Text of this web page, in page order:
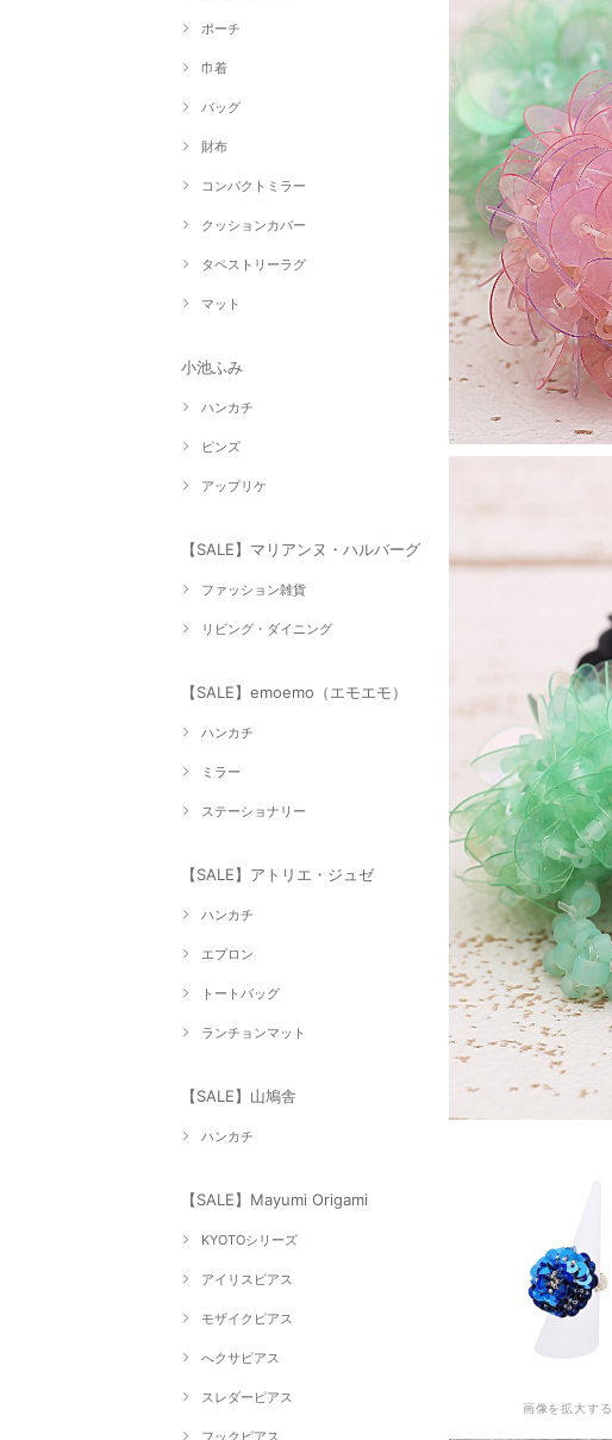
ポーチ
巾着
バッグ
財布
コンパクトミラー
クッションカバー
タペストリーラグ
マット
小池ふみ
ハンカチ
ピンズ
アップリケ
【SALE】マリアンヌ・ハルバーグ
ファッション雑貨
リビング・ダイニング
【SALE】emoemo（エモエモ）
ハンカチ
ミラー
ステーショナリー
【SALE】アトリエ・ジュゼ
ハンカチ
エプロン
トートバッグ
ランチョンマット
【SALE】山鳩舎
ハンカチ
【SALE】Mayumi Origami
KYOTOシリーズ
アイリスピアス
モザイクピアス
へクサピアス
スレダーピアス
画像を拡大する